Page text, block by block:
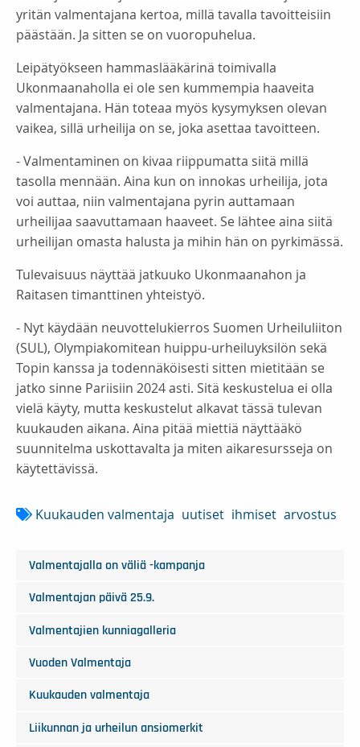
yritän valmentajana kertoa, millä tavalla tavoitteisiin
päästään. Ja sitten se on vuoropuhelua.
Leipätyökseen hammaslääkärinä toimivalla
Ukonmaanaholla ei ole sen kummempia haaveita
valmentajana. Hän toteaa myös kysymyksen olevan
vaikea, sillä urheilija on se, joka asettaa tavoitteen.
- Valmentaminen on kivaa riippumatta siitä millä
tasolla mennään. Aina kun on innokas urheilija, jota
voi auttaa, niin valmentajana pyrin auttamaan
urheilijaa saavuttamaan haaveet. Se lähtee aina siitä
urheilijan omasta halusta ja mihin hän on pyrkimässä.
Tulevaisuus näyttää jatkuuko Ukonmaanahon ja
Raitasen timanttinen yhteistyö.
- Nyt käydään neuvottelukierros Suomen Urheiluliiton
(SUL), Olympiakomitean huippu-urheiluyksilön sekä
Topin kanssa ja todennäköisesti sitten mietitään se
jatko sinne Pariisiin 2024 asti. Sitä keskustelua ei olla
vielä käyty, mutta keskustelut alkavat tässä tulevan
kuukauden aikana. Aina pitää miettiä näyttääkö
suunnitelma uskottavalta ja miten aikaresursseja on
käytettävissä.
Kuukauden valmentaja uutiset ihmiset arvostus
Valmentajalla on väliä -kampanja
Valmentajan päivä 25.9.
Valmentajien kunniagalleria
Vuoden Valmentaja
Kuukauden valmentaja
Liikunnan ja urheilun ansiomerkit